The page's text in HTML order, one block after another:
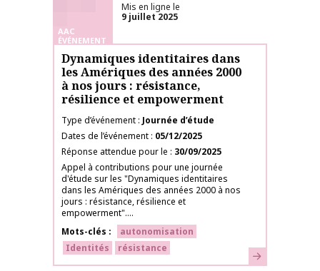
AAC
ÉVÉNEMENT
Mis en ligne le
9 juillet 2025
Dynamiques identitaires dans
les Amériques des années 2000
à nos jours : résistance,
résilience et empowerment
Type d’événement Journée d’étude
Dates de l’événement 05/12/2025
Réponse attendue pour le
30/09/2025
Appel à contributions pour une journée
d'étude sur les "Dynamiques identitaires
dans les Amériques des années 2000 à nos
jours : résistance, résilience et
empowerment"....
Mots-clés
autonomisation
Identités
résistance En savoir plus